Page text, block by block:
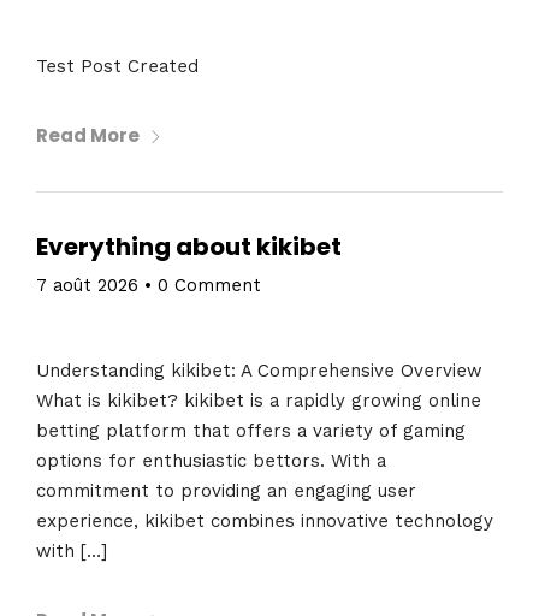
Test Post Created
Read More
Everything about kikibet
7 août 2026 • 0 Comment
Understanding kikibet: A Comprehensive Overview
What is kikibet? kikibet is a rapidly growing online
betting platform that offers a variety of gaming
options for enthusiastic bettors. With a
commitment to providing an engaging user
experience, kikibet combines innovative technology
with […]